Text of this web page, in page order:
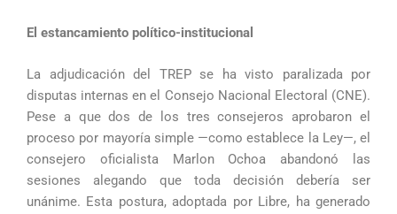
El estancamiento político-institucional
La adjudicación del TREP se ha visto paralizada por
disputas internas en el Consejo Nacional Electoral (CNE).
Pese a que dos de los tres consejeros aprobaron el
proceso por mayoría simple —como establece la Ley—, el
consejero oficialista Marlon Ochoa abandonó las
sesiones alegando que toda decisión debería ser
unánime. Esta postura, adoptada por Libre, ha generado